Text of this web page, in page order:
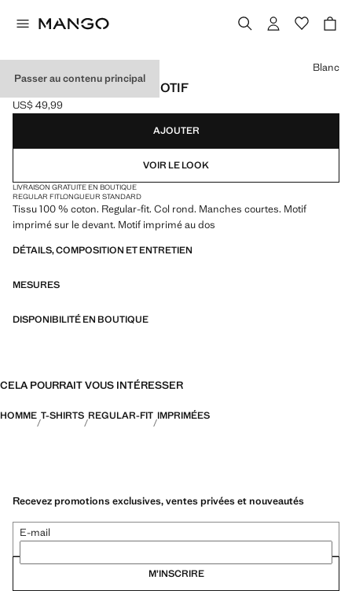
Passer au contenu principal
T-SHIRT 100 % COTON MOTIF
Prix actuel [US$ 49,99 ]
US$ 49,99
Choisissez une couleur
Blanc
AJOUTER
VOIR LE LOOK
LIVRAISON GRATUITE EN BOUTIQUE
REGULAR FITLONGUEUR STANDARD
Tissu 100 % coton. Regular-fit. Col rond. Manches courtes. Motif
imprimé sur le devant. Motif imprimé au dos
DÉTAILS, COMPOSITION ET ENTRETIEN
MESURES
DISPONIBILITÉ EN BOUTIQUE
CELA POURRAIT VOUS INTÉRESSER
HOMME T-SHIRTS REGULAR-FIT IMPRIMÉES
Recevez promotions exclusives, ventes privées et nouveautés
E-mail
M’INSCRIRE